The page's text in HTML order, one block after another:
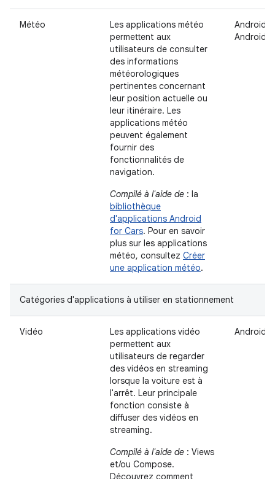
Météo
Les applications météo
permettent aux
utilisateurs de consulter
des informations
météorologiques
pertinentes concernant
leur position actuelle ou
leur itinéraire. Les
applications météo
peuvent également
fournir des
fonctionnalités de
navigation.
Compilé à l'aide de : la
bibliothèque
d'applications Android
for Cars. Pour en savoir
plus sur les applications
météo, consultez Créer
une application météo.
Android
Android
Catégories d'applications à utiliser en stationnement
Vidéo
Les applications vidéo
permettent aux
utilisateurs de regarder
des vidéos en streaming
lorsque la voiture est à
l'arrêt. Leur principale
fonction consiste à
diffuser des vidéos en
streaming.
Compilé à l'aide de : Views
et/ou Compose.
Découvrez comment
Android